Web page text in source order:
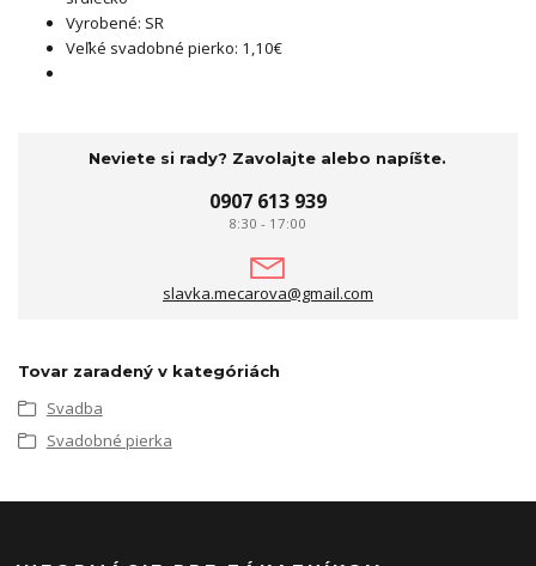
Vyrobené: SR
Veľké svadobné pierko: 1,10€
Neviete si rady? Zavolajte alebo napíšte.
0907 613 939
8:30 - 17:00
slavka.mecarova@gmail.com
Tovar zaradený v kategóriách
Svadba
Svadobné pierka